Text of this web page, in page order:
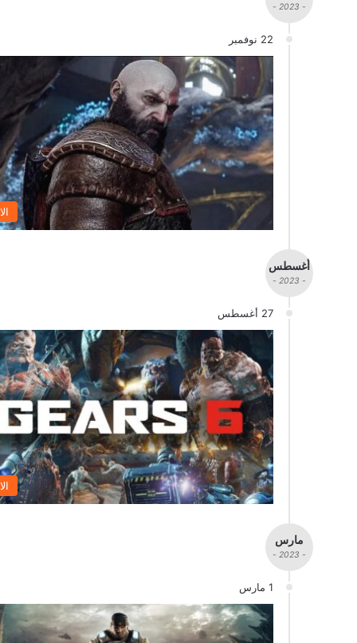
- 2023 -
22 نوفمبر
أغسطس
- 2023 -
27 أغسطس
مارس
- 2023 -
1 مارس